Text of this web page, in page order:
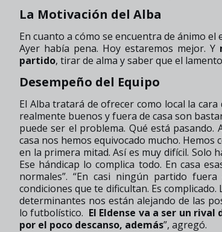
La Motivación del Alba
En cuanto a cómo se encuentra de ánimo
Ayer había pena. Hoy estaremos mejor. Y
partido, tirar de alma y saber que el
Desempeño del Equipo
El Alba tratará de ofrecer como local la
realmente buenos y fuera de casa son
puede ser el problema. Qué está
casa nos hemos equivocado mucho.
en la primera mitad. Así es muy difícil. Solo
Ese hándicap lo complica todo. En casa
normales”. “En casi ningún partido
condiciones que te dificultan. Es
determinantes nos están alejando de las
lo futbolístico. El Eldense va a ser un
por el poco descanso, además”, agregó.